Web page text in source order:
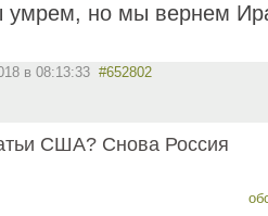
умрем, но мы вернем
в 08:13:33 #652802
США? Снова Россия